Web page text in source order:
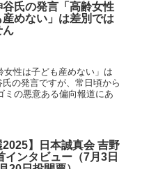
氏の発言「高齢女性
産めない」は差別では
ん
性は子ども産めない」は
の発言ですが、常日頃から
ミの悪意ある偏向報道にあ
2025】日本誠真会 吉野
インタビュー（7月3日